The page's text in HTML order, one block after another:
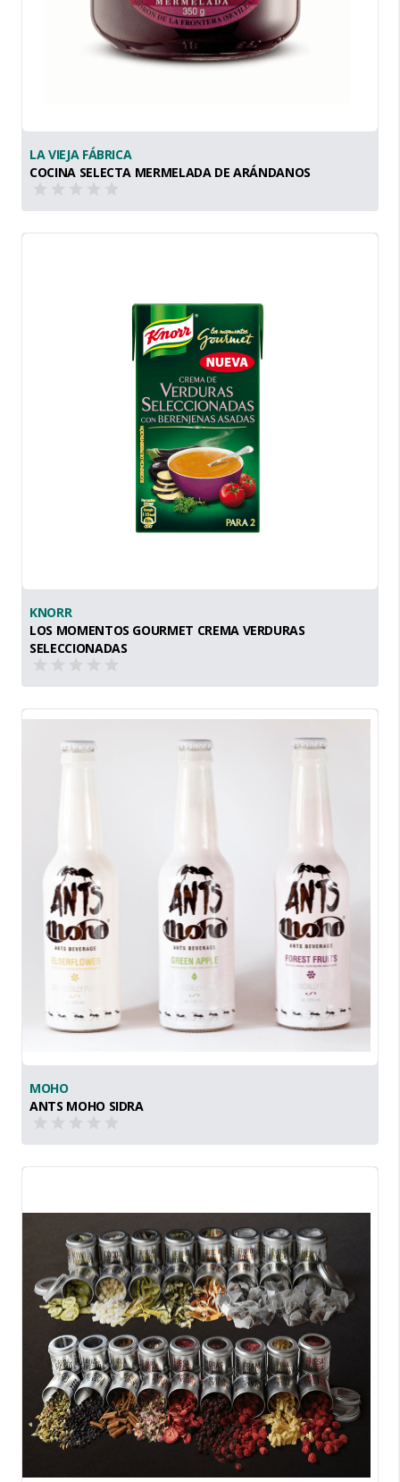
LA VIEJA FÁBRICA
COCINA SELECTA MERMELADA DE ARÁNDANOS
KNORR
LOS MOMENTOS GOURMET CREMA VERDURAS
SELECCIONADAS
MOHO
ANTS MOHO SIDRA